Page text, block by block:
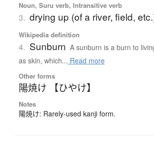
Noun, Suru verb, Intransitive verb
3. drying up (of a river, field,
Wikipedia definition
4. Sunburn A sunburn is a burn to
as skin, which... Read more
Other forms
陽焼け 【ひやけ】
Notes
陽焼け: Rarely-used kanji form.